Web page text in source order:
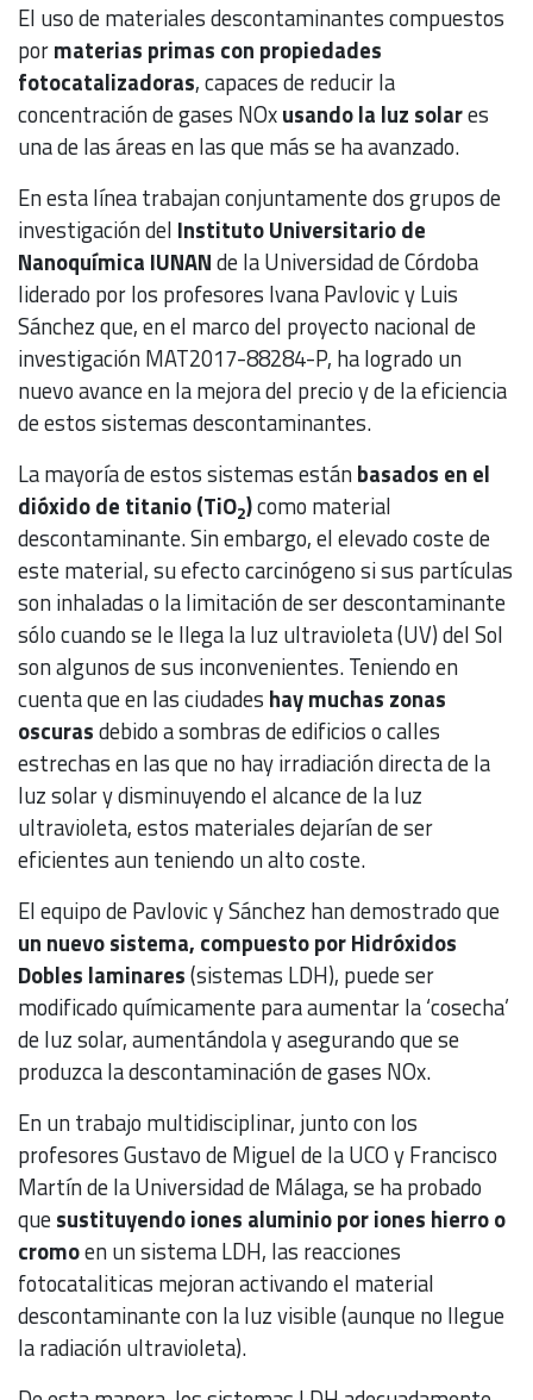
El uso de materiales descontaminantes compuestos
pormaterias primas con propiedades
fotocatalizadoras, capaces de reducir la
concentración de gases NOxusando la luz solares
una de las áreas en las que más se ha avanzado.
En esta línea trabajan conjuntamente dos grupos de
investigación del Instituto Universitario de
Nanoquímica IUNANde la Universidad de Córdoba
liderado por los profesores Ivana Pavlovic y Luis
Sánchez que, en el marco del proyecto nacional de
investigación MAT2017-88284-P, ha logrado un
nuevo avance en la mejora del precio y de la eficiencia
de estos sistemas descontaminantes.
La mayoría de estos sistemas estánbasados en el
dióxido de titanio (TiO2)como material
descontaminante. Sin embargo, el elevado coste de
este material, su efecto carcinógeno si sus partículas
son inhaladas o la limitación de ser descontaminante
sólo cuando se le llega la luz ultravioleta (UV) del Sol
son algunos de sus inconvenientes. Teniendo en
cuenta que en las ciudades hay muchas zonas
oscurasdebido a sombras de edificios o calles
estrechas en las que no hay irradiación directa de la
luz solar y disminuyendo el alcance de la luz
ultravioleta, estos materiales dejarían de ser
eficientes aun teniendo un alto coste.
El equipo de Pavlovic y Sánchez han demostrado que
un nuevo sistema, compuesto por Hidróxidos
Dobles laminares(sistemas LDH), puede ser
modificado químicamente para aumentar la ‘cosecha’
de luz solar, aumentándola y asegurando que se
produzca la descontaminación de gases NOx.
En un trabajo multidisciplinar, junto con los
profesores Gustavo de Miguel de la UCO y Francisco
Martín de la Universidad de Málaga, se ha probado
quesustituyendo iones aluminio por iones hierro o
cromoen un sistema LDH, las reacciones
fotocataliticas mejoran activando el material
descontaminante con la luz visible (aunque no llegue
la radiación ultravioleta).